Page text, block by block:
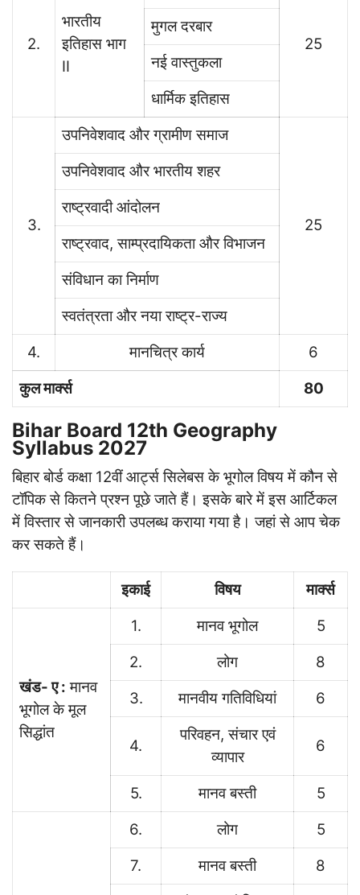
2.
भारतीय
इतिहास भाग
II
25
मुगल दरबार
नई वास्तुकला
धार्मिक इतिहास
3.
उपनिवेशवाद और ग्रामीण समाज
25
उपनिवेशवाद और भारतीय शहर
राष्ट्रवादी आंदोलन
राष्ट्रवाद, साम्प्रदायिकता और विभाजन
संविधान का निर्माण
स्वतंत्रता और नया राष्ट्र-राज्य
4.
मानचित्र कार्य
6
कुल मार्क्स
80
Bihar Board 12th Geography
Syllabus 2027
बिहार बोर्ड कक्षा 12वीं आर्ट्स सिलेबस के भूगोल विषय में कौन से
टॉपिक से कितने प्रश्न पूछे जाते हैं। इसके बारे में इस आर्टिकल
में विस्तार से जानकारी उपलब्ध कराया गया है। जहां से आप चेक
कर सकते हैं।
इकाई विषय मार्क्स
खंड- ए : मानव
भूगोल के मूल
सिद्धांत
1. मानव भूगोल
5
2.
लोग
8
3.
मानवीय गतिविधियां 6
4.
परिवहन, संचार एवं
व्यापार
6
5. मानव बस्ती
5
6.
लोग
5
7.
मानव बस्ती
8